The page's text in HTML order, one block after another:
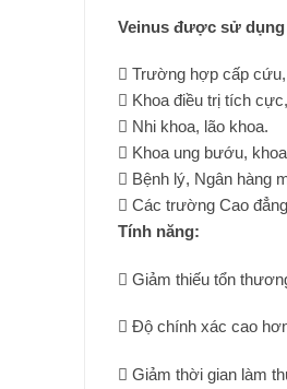
Veinus được sử
 Trường hợp cấp
 Khoa điều trị tích
 Nhi khoa, lão khoa.
 Khoa ung bướu,
 Bệnh lý, Ngân hàng
 Các trường Cao
Tính năng:
 Giảm thiếu tổn
 Độ chính xác cao
 Giảm thời gian làm